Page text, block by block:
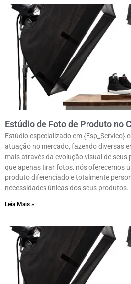
Estúdio de Foto de Produto no
Estúdio especializado em {Esp_Servico}
atuação no mercado, fazendo diversas
mais através da evolução visual de seus
que apenas tirar fotos, nós oferecemos
produto diferenciado e totalmente
necessidades únicas dos seus produtos.
Leia Mais »